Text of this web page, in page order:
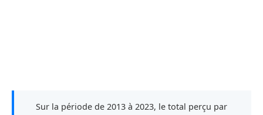
Sur la période de 2013 à 2023, le total perçu par